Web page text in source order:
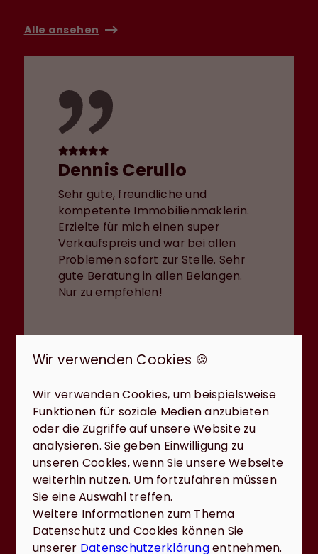
Alle ansehen
Dennis Cerullo
Sehr gute, freundliche und
kompetente Immobilienmaklerin.
Erzielte für mich einen super
Verkaufspreis und war bei allen
Problemen sofort zur Stelle. Sehr
gute Beratung in allen Belangen.
Nur zu empfehlen!
Dieter Rolle
Ich kann die Firma Reiter & Reiter
nur zu 100% weiterempfehlen!! Man
merkt dass Herr und Frau Reiter ein
kompetentes Team in allen Fragen
der Finanzierung und Immobilien
Wir verwenden Cookies 🍪
Wir verwenden Cookies, um beispielsweise
Funktionen für soziale Medien anzubieten
oder die Zugriffe auf unsere Website zu
analysieren. Sie geben Einwilligung zu
unseren Cookies, wenn Sie unsere Webseite
weiterhin nutzen. Um fortzufahren müssen
Sie eine Auswahl treffen.
Weitere Informationen zum Thema
Datenschutz und Cookies können Sie
unserer Datenschutzerklärungentnehmen.